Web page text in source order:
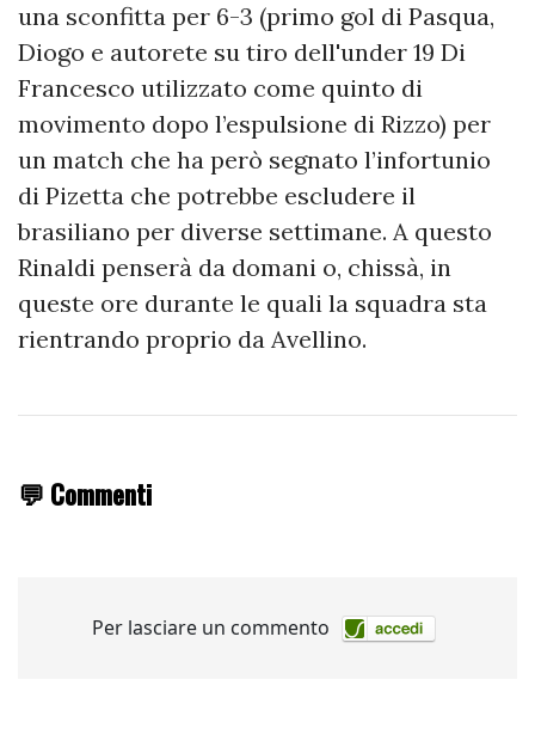
una sconfitta per 6-3 (primo gol di Pasqua,
Diogo e autorete su tiro dell'under 19 Di
Francesco utilizzato come quinto di
movimento dopo l’espulsione di Rizzo) per
un match che ha però segnato l’infortunio
di Pizetta che potrebbe escludere il
brasiliano per diverse settimane. A questo
Rinaldi penserà da domani o, chissà, in
queste ore durante le quali la squadra sta
rientrando proprio da Avellino.
💬 Commenti